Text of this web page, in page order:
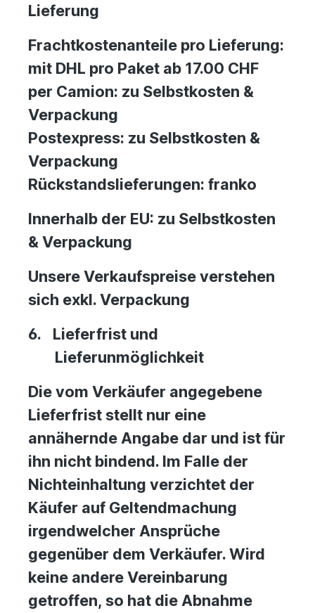
Lieferung
Frachtkostenanteile pro Lieferung:
mit DHL pro Paket ab 17.00 CHF
per Camion: zu Selbstkosten &
Verpackung
Postexpress: zu Selbstkosten &
Verpackung
Rückstandslieferungen: franko
Innerhalb der EU: zu Selbstkosten
& Verpackung
Unsere Verkaufspreise verstehen
sich exkl. Verpackung
6.
Lieferfrist und
Lieferunmöglichkeit
Die vom Verkäufer angegebene
Lieferfrist stellt nur eine
annähernde Angabe dar und ist für
ihn nicht bindend. Im Falle der
Nichteinhaltung verzichtet der
Käufer auf Geltendmachung
irgendwelcher Ansprüche
gegenüber dem Verkäufer. Wird
keine andere Vereinbarung
getroffen, so hat die Abnahme